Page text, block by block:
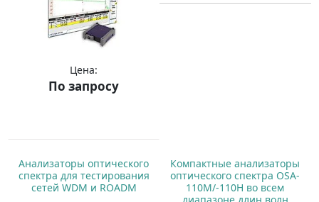
Цена:
По запросу
Анализаторы оптического
спектра для тестирования
сетей WDM и ROADM
Компактные анализаторы
оптического спектра OSA-
110M/-110H во всем